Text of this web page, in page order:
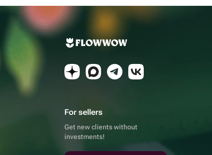
For sellers
Get new clients without
investments!